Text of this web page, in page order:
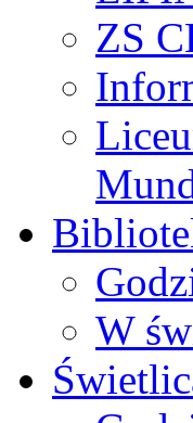
ZS
W